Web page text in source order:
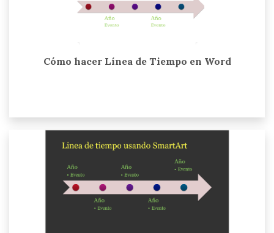
Cómo hacer Línea de Tiempo en Word